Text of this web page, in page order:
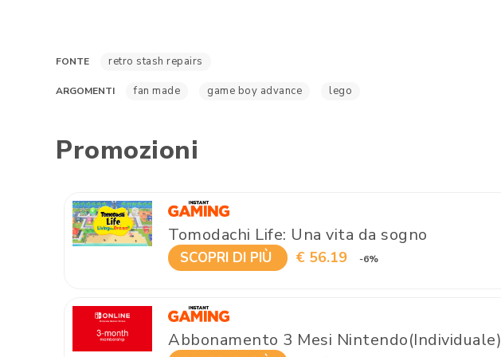
FONTE retro stash repairs
ARGOMENTI fan made game boy advance lego
Promozioni
Tomodachi Life: Una vita da sogno
SCOPRI DI PIÙ € 56.19 -6%
Abbonamento 3 Mesi Nintendo(Individuale)